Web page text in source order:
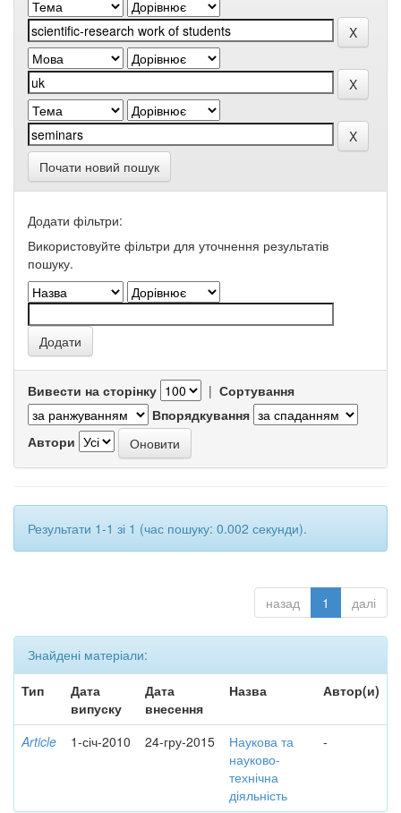
Почати новий пошук
Додати фільтри:
Використовуйте фільтри для уточнення результатів
пошуку.
Вивести на сторінку | Сортування
Впорядкування
Автори
Результати 1-1 зі 1 (час пошуку: 0.002 секунди).
назад 1 далі
Знайдені матеріали:
Тип
Дата
випуску
Дата
внесення
Назва Автор(и)
Article 1-січ-2010 24-гру-2015
Наукова та
науково-
технічна
діяльність
-